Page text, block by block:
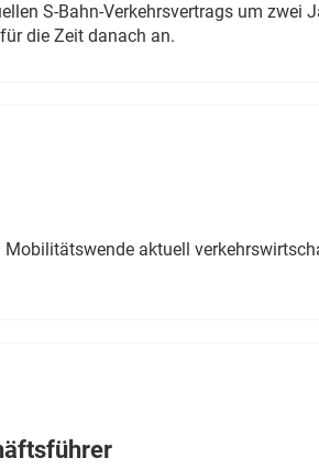
S-Bahn-Verkehrsvertrags um zwei
die Zeit danach an.
Mobilitätswende aktuell